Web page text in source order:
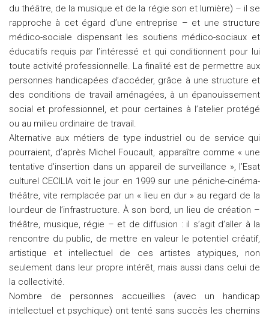
du théâtre, de la musique et de la régie son et lumière) – il se
rapproche à cet égard d’une entreprise – et une structure
médico-sociale dispensant les soutiens médico-sociaux et
éducatifs requis par l’intéressé et qui conditionnent pour lui
toute activité professionnelle. La finalité est de permettre aux
personnes handicapées d’accéder, grâce à une structure et
des conditions de travail aménagées, à un épanouissement
social et professionnel, et pour certaines à l’atelier protégé
ou au milieu ordinaire de travail.
Alternative aux métiers de type industriel ou de service qui
pourraient, d’après Michel Foucault, apparaître comme « une
tentative d’insertion dans un appareil de surveillance », l’Esat
culturel CECILIA voit le jour en 1999 sur une péniche-cinéma-
théâtre, vite remplacée par un « lieu en dur » au regard de la
lourdeur de l’infrastructure. À son bord, un lieu de création –
théâtre, musique, régie – et de diffusion : il s’agit d’aller à la
rencontre du public, de mettre en valeur le potentiel créatif,
artistique et intellectuel de ces artistes atypiques, non
seulement dans leur propre intérêt, mais aussi dans celui de
la collectivité.
Nombre de personnes accueillies (avec un handicap
intellectuel et psychique) ont tenté sans succès les chemins